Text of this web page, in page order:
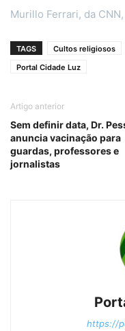
Murillo Ferrari, da
TAGS Cultos religiosos
Portal Cidade Luz
Artigo anterior
Sem definir data, Dr.
anuncia vacinação para
guardas, professores e
jornalistas
https://